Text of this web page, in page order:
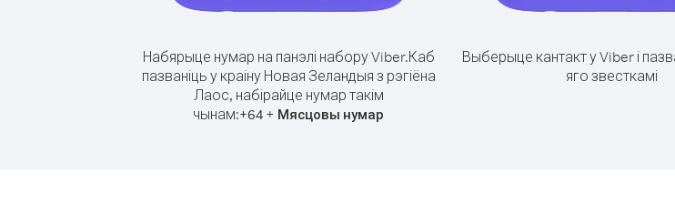
Набярыце нумар на панэлі набору Viber.Каб
пазваніць у краіну Новая Зеландыя з рэгіёна
Лаос, набірайце нумар такім
чынам:+64 + Мясцовы нумар
Выберыце кантакт у Viber і
яго звесткамі